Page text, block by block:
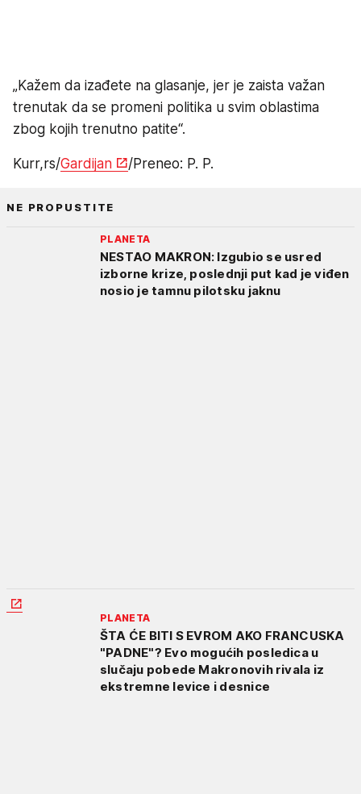
„Kažem da izađete na glasanje, jer je zaista važan
trenutak da se promeni politika u svim oblastima
zbog kojih trenutno patite“.
Kurr,rs/Gardijan /Preneo: P. P.
NE PROPUSTITE
PLANETA
NESTAO MAKRON: Izgubio se usred
izborne krize, poslednji put kad je viđen
nosio je tamnu pilotsku jaknu
PLANETA
ŠTA ĆE BITI S EVROM AKO FRANCUSKA
"PADNE"? Evo mogućih posledica u
slučaju pobede Makronovih rivala iz
ekstremne levice i desnice